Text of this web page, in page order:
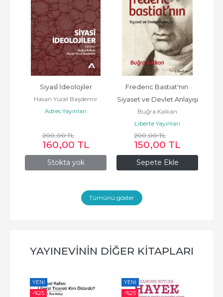
Stokta yok
Siyasî İdeolojiler
Hasan Yücel Başdemir
Adres Yayınları
200,00TL
160,00 TL
Sepete Ekle
Frederic Bastiat'nın
Siyaset ve Devlet Anlayışı
Buğra Kalkan
Liberte Yayınları
200,00TL
150,00 TL
Tümünü göster
YAYINEVININ DIĞER KITAPLARI
YENI
-%25
YENI
-%25